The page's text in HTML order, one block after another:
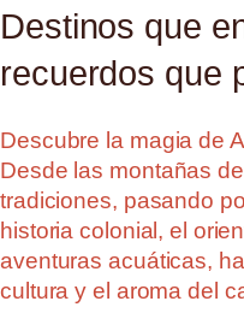
Destinos que
recuerdos que
Descubre la magia de
Desde las montañas
tradiciones, pasando
historia colonial, el
aventuras acuáticas,
cultura y el aroma del